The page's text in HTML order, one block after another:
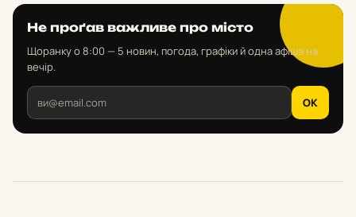
Не проґав важливе про місто
Щоранку о 8:00 — 5 новин, погода, графіки й одна афіша на
вечір.
OK